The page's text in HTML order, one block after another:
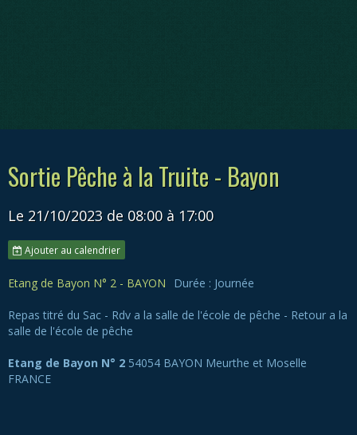
Sortie Pêche à la Truite - Bayon
Le 21/10/2023 de 08:00 à 17:00
Ajouter au calendrier
Etang de Bayon N° 2 - BAYON Durée : Journée
Repas titré du Sac - Rdv a la salle de l'école de pêche - Retour a la
salle de l'école de pêche
Etang de Bayon N° 2 54054 BAYON Meurthe et Moselle
FRANCE